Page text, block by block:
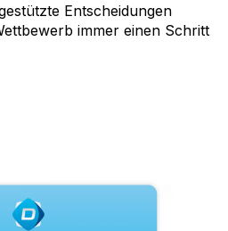
Entscheidungen
immer einen Schritt